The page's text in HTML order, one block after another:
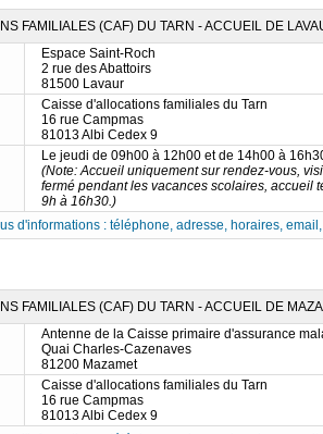
FAMILIALES (CAF) DU TARN - ACCUEIL DE
Espace Saint-Roch
2 rue des Abattoirs
81500 Lavaur
Caisse d'allocations familiales du Tarn
16 rue Campmas
81013 Albi Cedex 9
Le jeudi de 09h00 à 12h00 et de 14h00 à
(Note: Accueil uniquement sur rendez-vous,
fermé pendant les vacances scolaires, accueil
9h à 16h30.)
d'informations : téléphone, adresse, horaires,
FAMILIALES (CAF) DU TARN - ACCUEIL DE
Antenne de la Caisse primaire d'assurance
Quai Charles-Cazenaves
81200 Mazamet
Caisse d'allocations familiales du Tarn
16 rue Campmas
81013 Albi Cedex 9